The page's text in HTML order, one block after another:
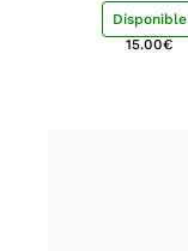
Disponible
15.00€